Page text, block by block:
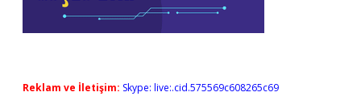
Reklam ve İletişim: Skype: live:.cid.575569c608265c69